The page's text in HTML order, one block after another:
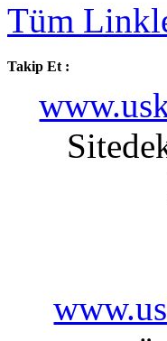
Tüm
Takip Et :